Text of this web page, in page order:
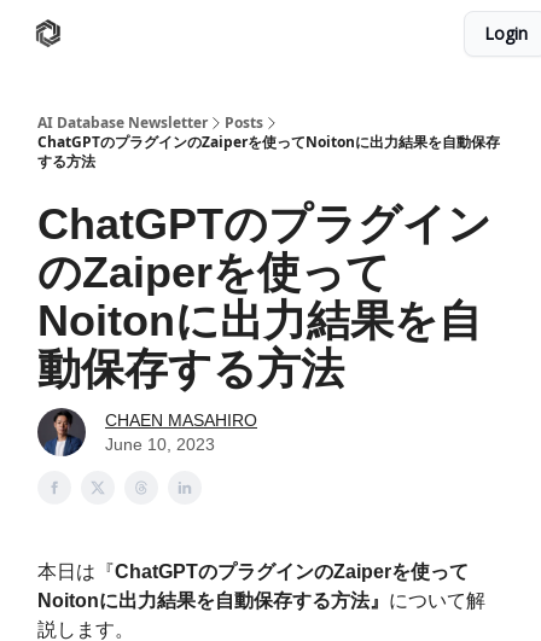
Login
AI Database Newsletter
Posts
ChatGPTのプラグインのZaiperを使ってNoitonに出力結果を自動保存
する方法
ChatGPTのプラグイン
のZaiperを使って
Noitonに出力結果を自
動保存する方法
CHAEN MASAHIRO
June 10, 2023
本日は『ChatGPTのプラグインのZaiperを使って
Noitonに出力結果を自動保存する方法』 について解
説します。